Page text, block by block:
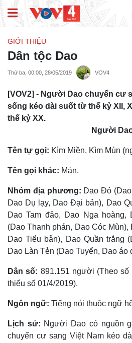
GIỚI THIỆU
Dân tộc Dao
Thứ ba, 00:00, 28/05/2019 VOV4
[VOV2] - Người Dao chuyển cư
sống kéo dài suốt từ thế kỷ XII,
thế kỷ XX.
Người
Tên tự gọi: Kìm Miền, Kìm Mùn
Tên gọi khác: Mán.
Nhóm địa phương: Dao Ðỏ
Dao Dụ lạy, Dao Ðại bản), Dao
Dao Tam đảo, Dao Nga hoàng,
(Dao Thanh phán, Dao Cóc
Dao Tiểu bản), Dao Quần trắng
Dao Làn Tẻn (Dao Tuyển, Dao áo
Dân số: 891.151 người (Theo
thiểu số 01/4/2019).
Ngôn ngữ: Tiếng nói thuộc ngữ
Lịch sử: Người Dao có nguồn
chuyển cư sang Việt Nam kéo